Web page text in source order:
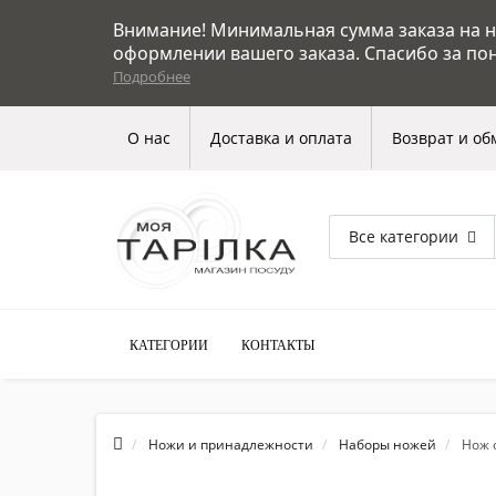
Внимание! Минимальная сумма заказа на
оформлении вашего заказа. Спасибо за
Подробнее
О нас Доставка и оплата Возврат и
Все категории
КАТЕГОРИИ КОНТАКТЫ
Ножи и принадлежности Наборы ножей Нож